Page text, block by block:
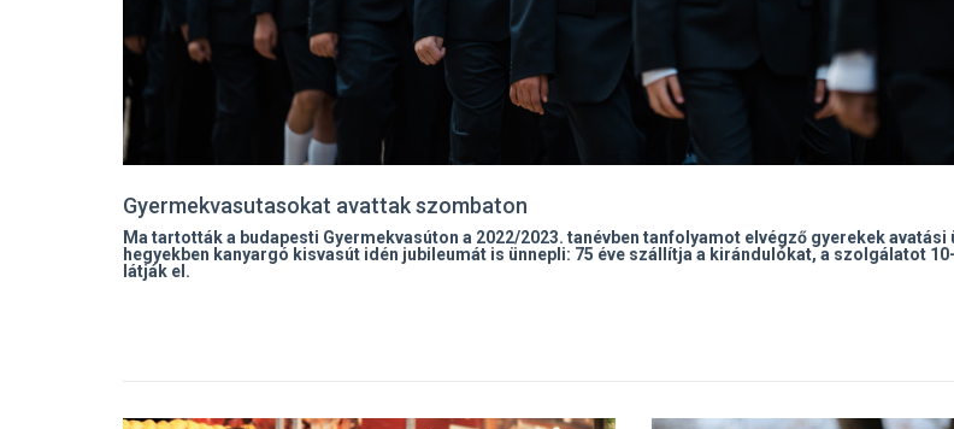
Gyermekvasutasokat avattak szombaton
Ma tartották a budapesti Gyermekvasúton a 2022/2023. tanévben tanfolyamot elvégző gyerekek avatási
hegyekben kanyargó kisvasút idén jubileumát is ünnepli: 75 éve szállítja a kirándulókat, a szolgálatot
látják el.